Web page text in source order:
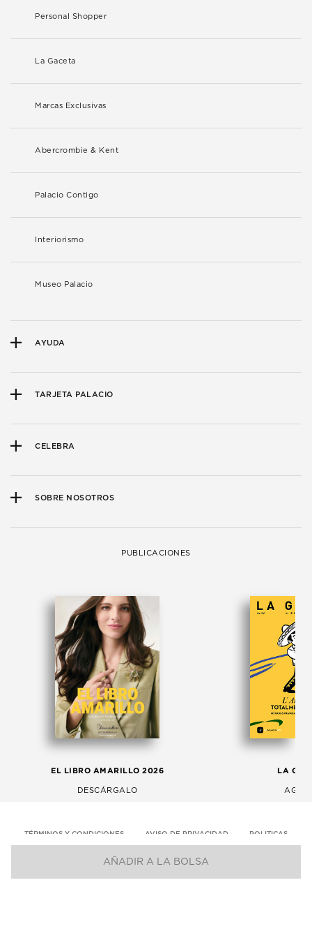
AÑADIR A LA BOLSA
Personal Shopper
La Gaceta
Marcas Exclusivas
Abercrombie & Kent
Palacio Contigo
Interiorismo
Museo Palacio
AYUDA
TARJETA PALACIO
CELEBRA
SOBRE NOSOTROS
PUBLICACIONES
EL LIBRO AMARILLO 2026
DESCÁRGALO
LA
TÉRMINOS Y CONDICIONES AVISO DE PRIVACIDAD POLITICAS